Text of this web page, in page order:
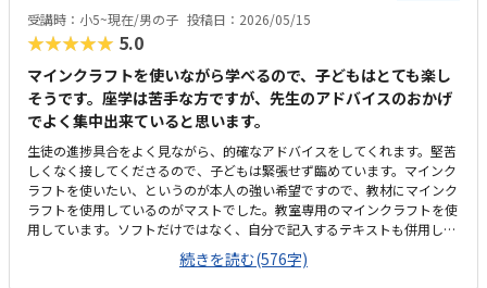
いました。
受講時：小5~現在/男の子 投稿日：2026/05/15
★★★★★ 5.0
マインクラフトを使いながら学べるので、子どもはとても楽し
そうです。座学は苦手な方ですが、先生のアドバイスのおかげ
でよく集中出来ていると思います。
生徒の進捗具合をよく見ながら、的確なアドバイスをしてくれます。堅苦
しくなく接してくださるので、子どもは緊張せず臨めています。マインク
ラフトを使いたい、というのが本人の強い希望ですので、教材にマインク
ラフトを使用しているのがマストでした。教室専用のマインクラフトを使
用しています。ソフトだけではなく、自分で記入するテキストも併用して
おり、参加度を高めているように感じられます。授業内容は、パソコン教
室でよくある放ったらかしではなく、マンツーマンでお互いに確認しなが
続きを読む(576字)